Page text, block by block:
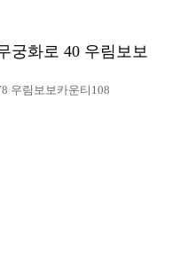
궁화로 40 우림보보
우림보보카운티108